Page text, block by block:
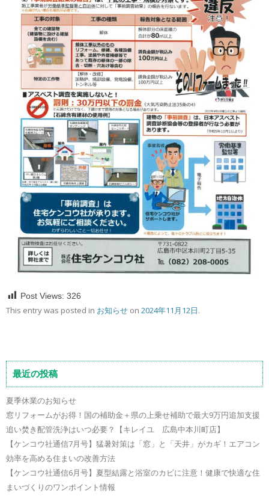
Post Views: 326
This entry was posted in お知らせ on 2024年11月12日.
最近の投稿
夏季休業のお知らせ
窓リフォームがお得！国の補助金＋県の上乗せ補助で最大9万円追加支援
追い焚き配管洗浄はいつ必要？【キレイユ 広島中本川町店】
【ケンコウ社通信7月号】猛暑対策は「窓」と「天井」がカギ！エアコン
効率を高める住まいの改善方法
【ケンコウ社通信6月号】夏型結露と浴室のカビに注意！健康で快適な住
まいづくりのワンポイント情報